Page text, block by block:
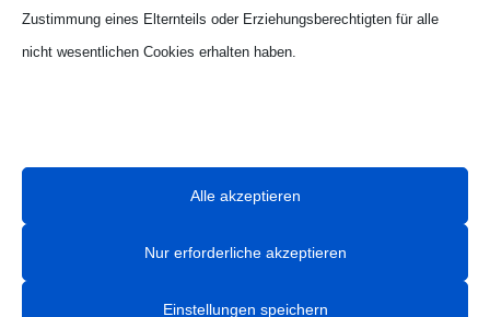
Wie barrierefrei sind Mönchen­
der Linie 016 • Die
Bewertungen im Detail
19. März 2025 |Analyse Bushaltestellen Linie
Zum besseren Verständnis der Bewertung
Zustimmung eines Elternteils oder Erziehungsberechtigten für alle
nicht wesentlichen Cookies erhalten haben.
Sie können Ihre Präferenzen jederzeit ändern, indem Sie auf die
Schaltfläche „Einstellungen“ unten klicken.
Alle akzeptieren
Nur erforderliche akzeptieren
Einstellungen speichern